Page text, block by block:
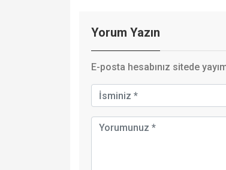
Yorum Yazın
E-posta hesabınız sitede